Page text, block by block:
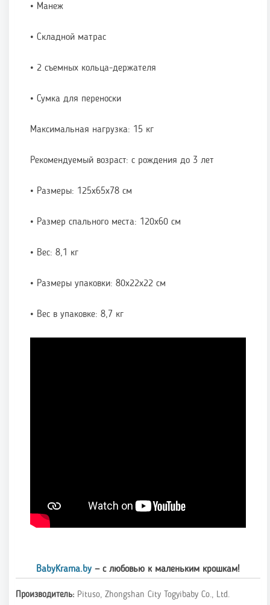
• Манеж
• Складной матрас
• 2 съемных кольца-держателя
• Сумка для переноски
Максимальная нагрузка: 15 кг
Рекомендуемый возраст: с рождения до 3 лет
• Размеры: 125х65х78 см
• Размер спального места: 120х60 см
• Вес: 8,1 кг
• Размеры упаковки: 80х22х22 см
• Вес в упаковке: 8,7 кг
BabyKrama.by — с любовью к маленьким крошкам!
Производитель: Pituso, Zhongshan City Togyibaby Co., Ltd.